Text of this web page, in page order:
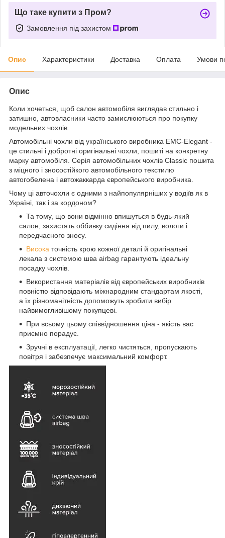
Що таке купити з Пром?
Замовлення під захистом
Опис Характеристики Доставка Оплата Умови
Опис
Коли хочеться, щоб салон автомобіля виглядав стильно і
затишно, автовласники часто замислюються про покупку
модельних чохлів.
Автомобільні чохли від українського виробника EMC-Elegant -
це стильні і добротні оригінальні чохли, пошиті на конкретну
марку автомобіля. Серія автомобільних чохлів Classic пошита
з міцного і зносостійкого автомобільного текстилю
автогобелена і автожаккарда європейського виробника.
Чому ці авточохли є одними з найпопулярніших у водіїв як в
Україні, так і за кордоном?
Та тому, що вони відмінно впишуться в будь-який
салон, захистять оббивку сидіння від пилу, вологи і
передчасного зносу.
Висока точність крою кожної деталі й оригінальні
лекала з системою шва airbag гарантують ідеальну
посадку чохлів.
Використання матеріалів від європейських виробників
повністю відповідають міжнародним стандартам якості,
а їх різноманітність допоможуть зробити вибір
найвимогливішому покупцеві.
При всьому цьому співвідношення ціна - якість вас
приємно порадує.
Зручні в експлуатації, легко чистяться, пропускають
повітря і забезпечує максимальний комфорт.